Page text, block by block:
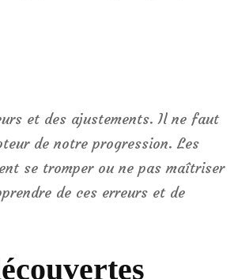
et des ajustements. Il ne faut
de notre progression. Les
se tromper ou ne pas maîtriser
de ces erreurs et de